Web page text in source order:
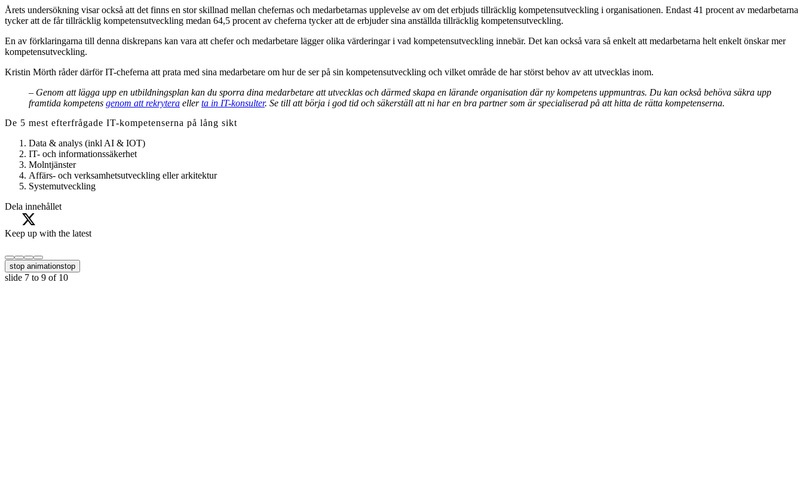
Årets undersökning visar också att det finns en stor skillnad mellan chefernas och medarbetarnas upplevelse av om det erbjuds tillräcklig kompetensutveckling i organisationen. Endast 41 procent av medarbetarna
tycker att de får tillräcklig kompetensutveckling medan 64,5 procent av cheferna tycker att de erbjuder sina anställda tillräcklig kompetensutveckling.
En av förklaringarna till denna diskrepans kan vara att chefer och medarbetare lägger olika värderingar i vad kompetensutveckling innebär. Det kan också vara så enkelt att medarbetarna helt enkelt önskar mer
kompetensutveckling.
Kristin Mörth råder därför IT-cheferna att prata med sina medarbetare om hur de ser på sin kompetensutveckling och vilket område de har störst behov av att utvecklas inom.
– Genom att lägga upp en utbildningsplan kan du sporra dina medarbetare att utvecklas och därmed skapa en lärande organisation där ny kompetens uppmuntras. Du kan också behöva säkra upp
framtida kompetens genom att rekrytera ellerta in IT-konsulter. Se till att börja i god tid och säkerställ att ni har en bra partner som är specialiserad på att hitta de rätta kompetenserna.
De 5 mest efterfrågade IT-kompetenserna på lång sikt
Data & analys (inkl AI & IOT)
IT- och informationssäkerhet
Molntjänster
Affärs- och verksamhetsutveckling eller arkitektur
Systemutveckling
Dela innehållet
Keep up with the latest
stop animationstop
slide 7 to 9 of 10